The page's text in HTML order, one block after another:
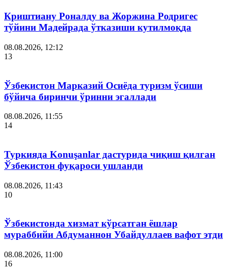
Криштиану Роналду ва Жоржина Родригес
тўйини Мадейрада ўтказиши кутилмоқда
08.08.2026, 12:12
13
Ўзбекистон Марказий Осиёда туризм ўсиши
бўйича биринчи ўринни эгаллади
08.08.2026, 11:55
14
Туркияда Konuşanlar дастурида чиқиш қилган
Ўзбекистон фуқароси ушланди
08.08.2026, 11:43
10
Ўзбекистонда хизмат кўрсатган ёшлар
мураббийи Абдуманнон Убайдуллаев вафот этди
08.08.2026, 11:00
16